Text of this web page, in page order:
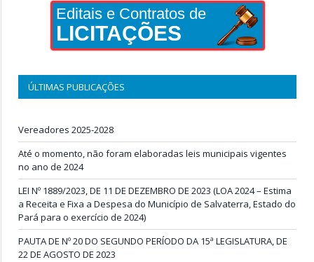
Editais e Contratos de
LICITAÇÕES
ÚLTIMAS PUBLICAÇÕES
Vereadores 2025-2028
Até o momento, não foram elaboradas leis municipais vigentes
no ano de 2024
LEI Nº 1889/2023, DE 11 DE DEZEMBRO DE 2023 (LOA 2024 – Estima
a Receita e Fixa a Despesa do Município de Salvaterra, Estado do
Pará para o exercício de 2024)
PAUTA DE Nº 20 DO SEGUNDO PERÍODO DA 15ª LEGISLATURA, DE
22 DE AGOSTO DE 2023